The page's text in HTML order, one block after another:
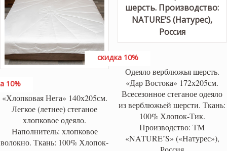
10%
«Хлопковая Нега» 140х205см.
Легкое (летнее) стеганое
хлопковое одеяло.
Наполнитель: хлопковое
волокно. Ткань: 100% Хлопок-
скидка 10%
Одеяло верблюжья шерсть.
«Дар Востока» 172х205см.
Всесезонное стеганое одеяло
из верблюжьей шерсти. Ткань:
100% Хлопок-Тик.
Производство: ТМ
«NATURE’S» («Натурес»),